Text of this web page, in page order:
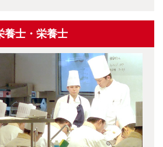
養士・栄養士